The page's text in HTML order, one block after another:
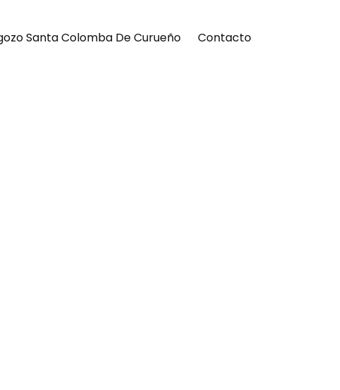
Santa Colomba De Curueño Contacto